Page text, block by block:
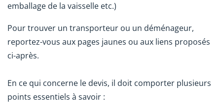
emballage de la vaisselle etc.)
Pour trouver un transporteur ou un déménageur,
reportez-vous aux pages jaunes ou aux liens proposés
ci-après.
En ce qui concerne le devis, il doit comporter plusieurs
points essentiels à savoir :